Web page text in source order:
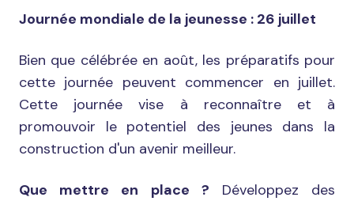
Journée mondiale de la jeunesse : 26 juillet
Bien que célébrée en août, les préparatifs pour
cette journée peuvent commencer en juillet.
Cette journée vise à reconnaître et à
promouvoir le potentiel des jeunes dans la
construction d'un avenir meilleur.
Que mettre en place ? Développez des